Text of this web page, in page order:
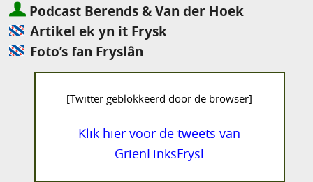
Podcast Berends & Van der Hoek
Artikel ek yn it Frysk
Foto’s fan Fryslân
[Twitter geblokkeerd door de browser]
Klik hier voor de tweets van
GrienLinksFrysl